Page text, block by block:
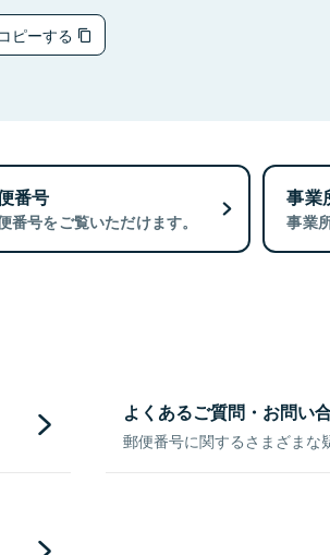
ピーする
番号
番号をご覧いただけます。
事業
事業
よくあるご質問・お問い
郵便番号に関するさまざまな